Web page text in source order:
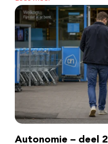
Autonomie – deel 2